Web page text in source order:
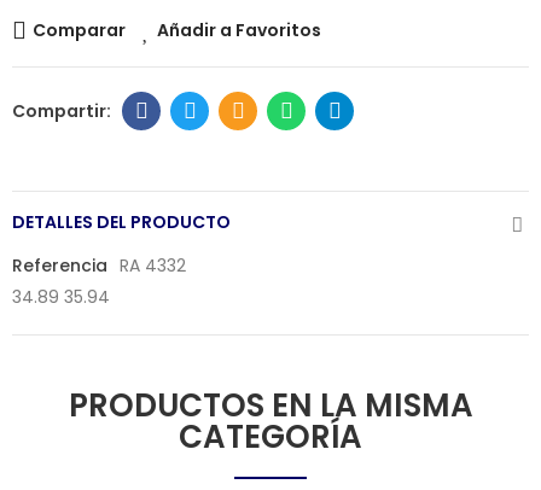
Comparar
Añadir a Favoritos
DETALLES DEL PRODUCTO
Referencia RA 4332
34.89 35.94
PRODUCTOS EN LA MISMA
CATEGORÍA